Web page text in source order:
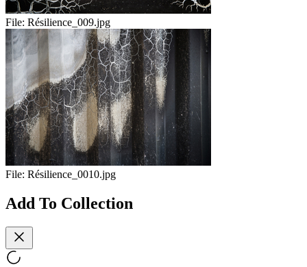
File: Résilience_009.jpg
File: Résilience_0010.jpg
Add To Collection